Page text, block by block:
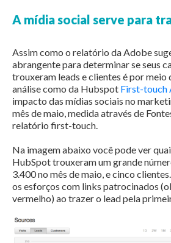
A mídia social serve para
Assim como o relatório da Adobe
abrangente para determinar se seus
trouxeram leads e clientes é por meio
análise como da Hubspot First-touch
impacto das mídias sociais no
mês de maio, medida através de
relatório first-touch.
Na imagem abaixo você pode ver
HubSpot trouxeram um grande
3.400 no mês de maio, e cinco
os esforços com links patrocinados
vermelho) ao trazer o lead pela